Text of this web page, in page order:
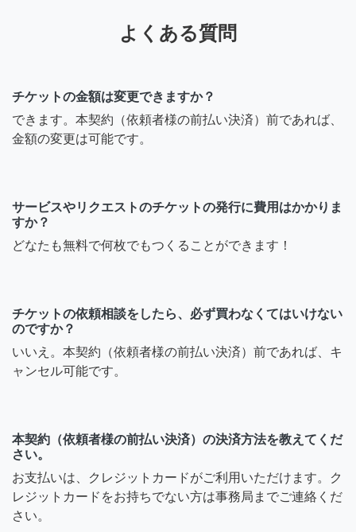
よくある質問
チケットの金額は変更できますか？
できます。本契約（依頼者様の前払い決済）前であれば、
金額の変更は可能です。
サービスやリクエストのチケットの発行に費用はかかりま
すか？
どなたも無料で何枚でもつくることができます！
チケットの依頼相談をしたら、必ず買わなくてはいけない
のですか？
いいえ。本契約（依頼者様の前払い決済）前であれば、キ
ャンセル可能です。
本契約（依頼者様の前払い決済）の決済方法を教えてくだ
さい。
お支払いは、クレジットカードがご利用いただけます。ク
レジットカードをお持ちでない方は事務局までご連絡くだ
さい。